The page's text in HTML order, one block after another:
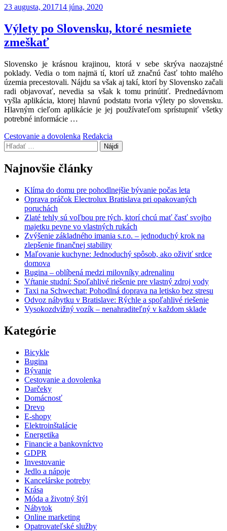
23 augusta, 201714 júna, 2020
Výlety po Slovensku, ktoré nesmiete
zmeškať
Slovensko je krásnou krajinou, ktorá v sebe skrýva naozajstné
poklady. Vedia o tom najmä tí, ktorí už značnú časť tohto malého
územia precestovali. Nájdu sa však aj takí, ktorí by Slovensko začali
radi objavovať, nevedia sa však k tomu prinútiť. Prednedávnom
vyšla aplikácia, ktorej hlavnú podstatu tvoria výlety po slovensku.
Hlavným cieľom aplikácie je jej používateľom sprístupniť všetky
potrebné informácie …
Categories:
Cestovanie a dovolenka Author:
Redakcia
Hľadať:
Najnovšie články
Klíma do domu pre pohodlnejšie bývanie počas leta
Oprava práčok Electrolux Bratislava pri opakovaných
poruchách
Zlaté tehly sú voľbou pre tých, ktorí chcú mať časť svojho
majetku pevne vo vlastných rukách
Zvýšenie základného imania s.r.o. – jednoduchý krok na
zlepšenie finančnej stability
Maľovanie kuchyne: Jednoduchý spôsob, ako oživiť srdce
domova
Bugina – oblíbená medzi milovníky adrenalinu
Vŕtanie studní: Spoľahlivé riešenie pre vlastný zdroj vody
Taxi na Schwechat: Pohodlná doprava na letisko bez stresu
Odvoz nábytku v Bratislave: Rýchle a spoľahlivé riešenie
Vysokozdvižný vozík – nenahraditeľný v každom sklade
Kategórie
Bicykle
Bugina
Bývanie
Cestovanie a dovolenka
Darčeky
Domácnosť
Drevo
E-shopy
Elektroinštalácie
Energetika
Financie a bankovníctvo
GDPR
Investovanie
Jedlo a nápoje
Kancelárske potreby
Krása
Móda a životný štýl
Nábytok
Online marketing
Opatrovateľské služby